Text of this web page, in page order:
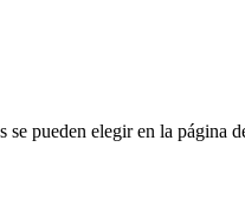
pueden elegir en la página